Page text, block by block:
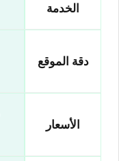
الخدمة
دقة الموقع
الأسعار